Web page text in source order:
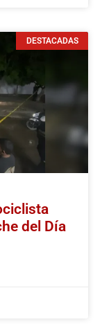
DESTACADAS
del Día